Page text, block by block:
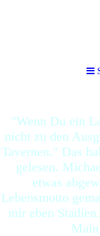
"Wenn Du ein
nicht zu den
Tavernen." Das
gelesen.
etwas
Lebensmotto
mir eben